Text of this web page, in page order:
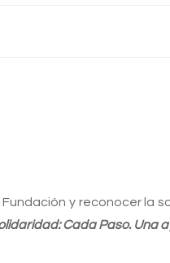
y reconocer la
Cada Paso. Una